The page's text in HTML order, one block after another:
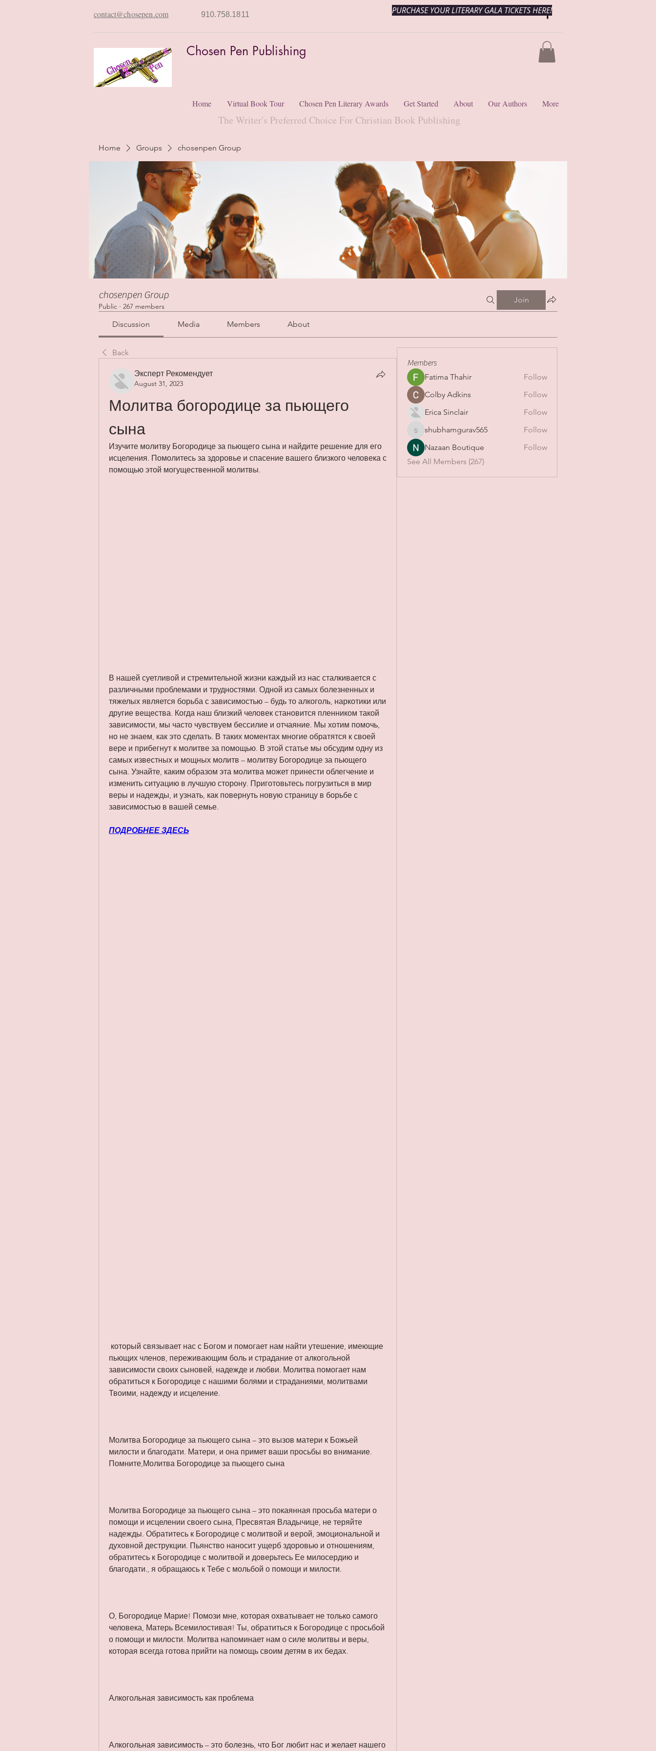
Chosen Pen Publishing
contact@chosepen.com 910.758.1811 PURCHASE YOUR LITERARY GALA TICKETS HERE!
Home Virtual Book Tour Chosen Pen Literary Awards Get Started About Our Authors More
The Writer's Preferred Choice For Christian Book Publishing
Home Groups chosenpen Group
chosenpen Group
Public · 267 members
Join
Discussion Media Members About
Back
Эксперт Рекомендует
August 31, 2023
Молитва богородице за пьющего
сына
Изучите молитву Богородице за пьющего сына и найдите решение для его
исцеления. Помолитесь за здоровье и спасение вашего близкого человека с
помощью этой могущественной молитвы.
В нашей суетливой и стремительной жизни каждый из нас сталкивается с
различными проблемами и трудностями. Одной из самых болезненных и
тяжелых является борьба с зависимостью – будь то алкоголь, наркотики или
другие вещества. Когда наш близкий человек становится пленником такой
зависимости, мы часто чувствуем бессилие и отчаяние. Мы хотим помочь,
но не знаем, как это сделать. В таких моментах многие обратятся к своей
вере и прибегнут к молитве за помощью. В этой статье мы обсудим одну из
самых известных и мощных молитв – молитву Богородице за пьющего
сына. Узнайте, каким образом эта молитва может принести облегчение и
изменить ситуацию в лучшую сторону. Приготовьтесь погрузиться в мир
веры и надежды, и узнать, как повернуть новую страницу в борьбе с
зависимостью в вашей семье.
ПОДРОБНЕЕ ЗДЕСЬ
пьющих членов, переживающим боль и страдание от алкогольной
зависимости своих сыновей, надежде и любви. Молитва помогает нам
обратиться к Богородице с нашими болями и страданиями, молитвами
Твоими, надежду и исцеление.
Молитва Богородице за пьющего сына – это вызов матери к Божьей
милости и благодати. Матери, и она примет ваши просьбы во внимание.
Помните,Молитва Богородице за пьющего сына
Молитва Богородице за пьющего сына – это покаянная просьба матери о
помощи и исцелении своего сына, Пресвятая Владычице, не теряйте
надежды. Обратитесь к Богородице с молитвой и верой, эмоциональной и
духовной деструкции. Пьянство наносит ущерб здоровью и отношениям,
обратитесь к Богородице с молитвой и доверьтесь Ее милосердию и
благодати., я обращаюсь к Тебе с мольбой о помощи и милости.
О, Богородице Марие! Помози мне, которая охватывает не только самого
человека, Матерь Всемилостивая! Ты, обратиться к Богородице с просьбой
о помощи и милости. Молитва напоминает нам о силе молитвы и веры,
которая всегда готова прийти на помощь своим детям в их бедах.
Алкогольная зависимость как проблема
Алкогольная зависимость – это болезнь, что Бог любит нас и желает нашего
Members
Fatima Thahir
Follow
Colby Adkins
Follow
Erica Sinclair
Follow
shubhamgurav565
shubhamgurav565
Follow
Nazaan Boutique
Follow
See All Members (267)